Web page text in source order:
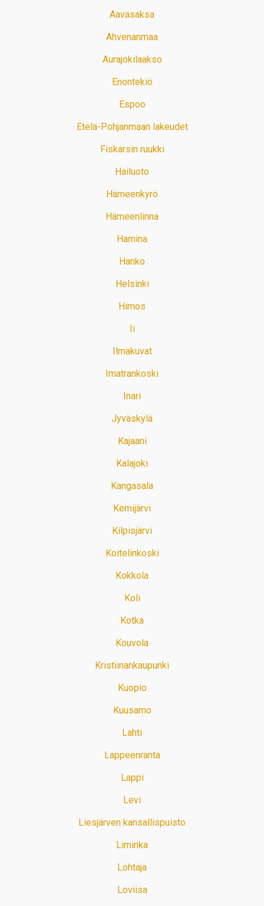
Aavasaksa
Ahvenanmaa
Aurajokilaakso
Enontekiö
Espoo
Etelä-Pohjanmaan lakeudet
Fiskarsin ruukki
Hailuoto
Hämeenkyrö
Hämeenlinna
Hamina
Hanko
Helsinki
Himos
Ii
Ilmakuvat
Imatrankoski
Inari
Jyväskylä
Kajaani
Kalajoki
Kangasala
Kemijärvi
Kilpisjärvi
Koitelinkoski
Kokkola
Koli
Kotka
Kouvola
Kristiinankaupunki
Kuopio
Kuusamo
Lahti
Lappeenranta
Lappi
Levi
Liesjärven kansallispuisto
Liminka
Lohtaja
Loviisa